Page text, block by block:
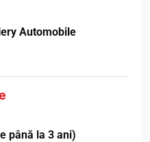
Automobile
până la 3 ani)